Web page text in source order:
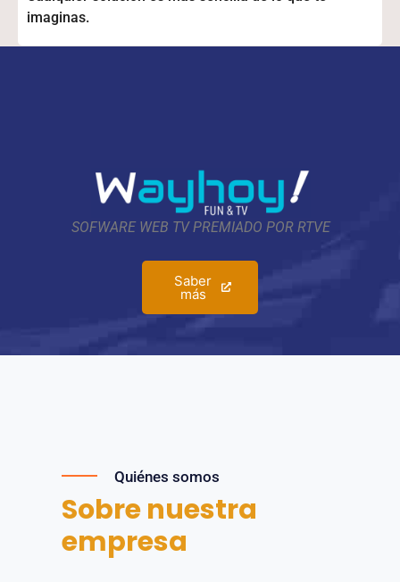
imaginas.
SOFWARE WEB TV PREMIADO POR RTVE
Saber
más
Quiénes somos
Sobre nuestra
empresa